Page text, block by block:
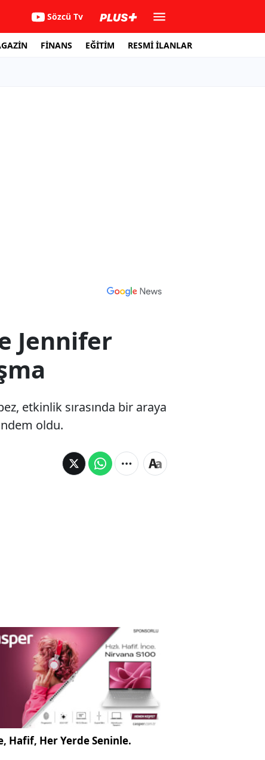
Sözcü Tv
FİNANS EĞİTİM RESMİ İLANLAR
Jennifer
etkinlik sırasında bir araya
oldu.
Hafif, Her Yerde Seninle.